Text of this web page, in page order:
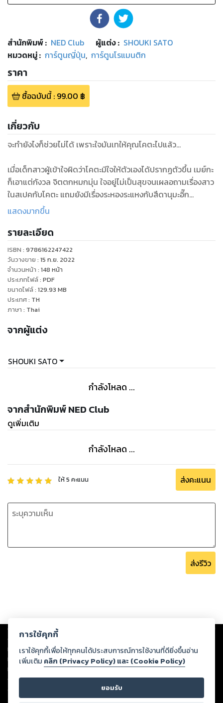
สำนักพิมพ์: NED Club ผู้แต่ง : SHOUKI SATO
หมวดหมู่: การ์ตูนญี่ปุ่น, การ์ตูนโรแมนติก
ราคา
ซื้อฉบับนี้: 99.00 ฿
เกี่ยวกับ
จะทำยังไงก็ช่วยไม่ได้ เพราะใจมันเทให้คุณโคตะไปแล้ว…
เมื่อเด็กสาวผู้เข้าใจผิดว่าโคตะมีใจให้ตัวเองได้ปรากฏตัวขึ้น เมย์กะ
ก็เอาแต่กังวล จิตตกหมกมุ่น ใจอยู่ไม่เป็นสุขจนเผลอถามเรื่องสาว
ในสเปคกับโคตะ แถมยังมีเรื่องระหองระแหงกับสึดานุมะอี๊ก
โกลาหลกันเข้าไป ถ้าใจยังไหว ที่เมย์กะเป็นอย่างนี้ก็เพราะเริ่มเก็บ
และแล้วอีเวนท์ใหญ่ที่จะช่วยกระชับพื้นที่ในหัวใจ ขยับความสัมพันธ์
ของทั้ง 2 ให้ก้าวหน้าติดจรวดประดุจผีผลักก็มาถึง งานวัฒนธรรม
โรงเรียน! ทั้งที่มีเจ้านายคือโคตะคนเดียวแท้ๆ แต่กลับต้องมาเป็น
เมดต่อหน้าคนทั้งโรงเรียนเนี่ยนะ...? มิหนำซ้ำ ตอกย้ำความปั่นป่วน
ด้วยการปรากฏตัวของเด็กสาวที่เข้าใจผิดเรื่องความรัก...!? เรื่อง
ราวเลิกคอเมดี้ของเมดสาวที่ไม่อาจละสายตา จนต้องตามไปแอบ
แสดงมากขึ้น
รายละเอียด
ISBN : 9786162247422
วันวางขาย : 15 ก.ย. 2022
จำนวนหน้า : 148 หน้า
ประเภทไฟล์: PDF
ขนาดไฟล์: 129.93 MB
ประเทศ: TH
ภาษา : Thai
จากผู้แต่ง
SHOUKI SATO
กำลังโหลด ...
จากสำนักพิมพ์ NED Club
ดูเพิ่มเติม
กำลังโหลด ...
ให้5 คะแนน ส่งคะแนน
ส่งรีวิว
Copyright © 2026
ต่อผลงานหรือเนื้อหาใดที่อัปโหลดผ่านเว็บไซต์และปรากฏว่าละเมิดสิทธิใน
ทรัพย์สินทางปัญญาของบุคคลอื่นหรือขัดต่อกฎหมายและศีลธรรม ดังนั้น ผู้อ่าน
ทุกท่านโปรดใช้วิจารณญาณในการกลั่นกรองด้วยตนเอง และหากท่านพบว่าส่วน
หนึ่งส่วนใดขัดต่อกฎหมายและศีลธรรม กรุณาแจ้งมายังบริษัท เพื่อทีมงานจะได้
ดำเนินการในทันที ทั้งนี้ ทางสตอรี่ล็อกขอสงวนลิขสิทธิ์ตามพระราชบัญญัติ
ลิขสิทธิ์ พ.ศ. 2537 (ฉบับล่าสุด)
การใช้คุกกี้
เราใช้คุกกี้เพื่อให้ทุกคนได้ประสบการณ์การใช้งานที่ดียิ่งขึ้นอ่าน
เพิ่มเติม คลิก (Privacy Policy) และ (Cookie Policy)
ยอมรับ